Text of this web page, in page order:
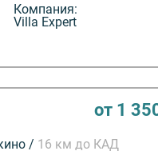
Компания:
Villa Expert
от 1
/ 16 км до КАД